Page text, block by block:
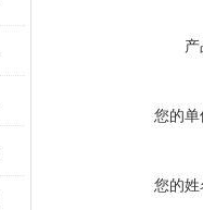
您的单
您的姓